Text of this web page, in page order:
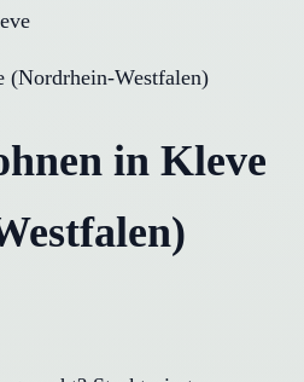
(Nordrhein-Westfalen)
in Kleve